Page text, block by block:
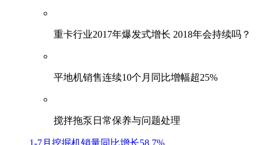
重卡行业2017年爆发式增长 2018年会持续吗？
平地机销售连续10个月同比增幅超25%
搅拌拖泵日常保养与问题处理